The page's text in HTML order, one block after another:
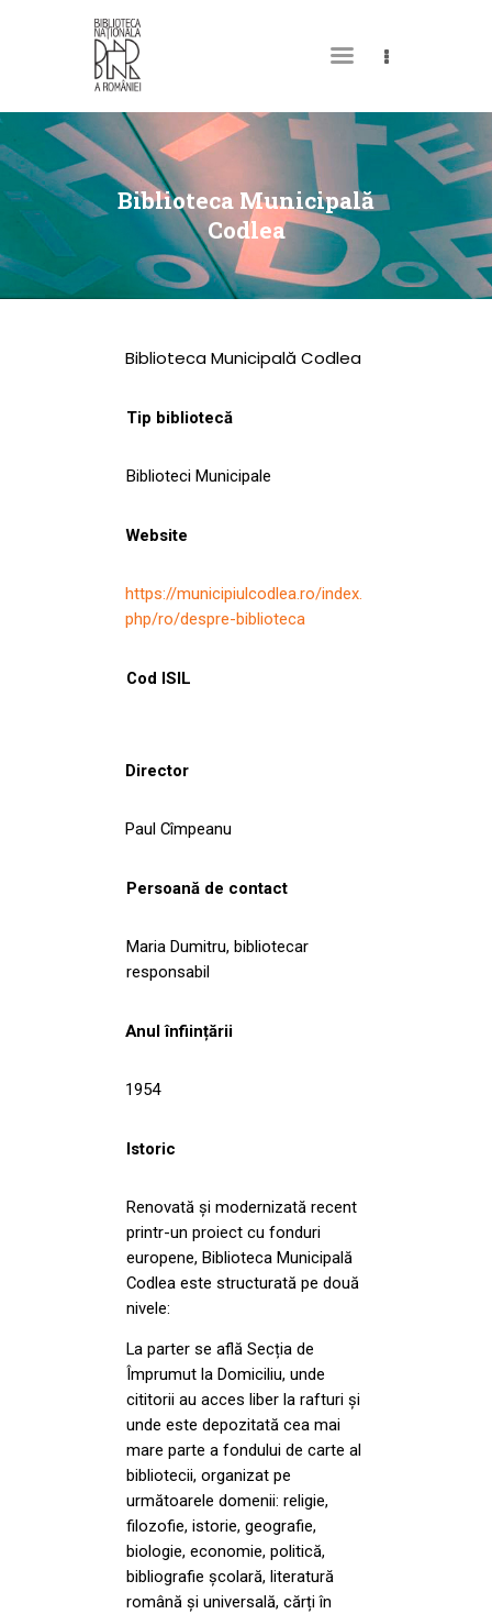
Biblioteca Municipală
Codlea
DESPRE NOI
PERMISUL MEU DE
BIBLIOTECĂ
CATALOAGE ȘI
COLECȚII
CULTURALE
NOUTĂȚI
Biblioteca Municipală Codlea
Tip bibliotecă
Biblioteci Municipale
Website
https://municipiulcodlea.ro/index.
php/ro/despre-biblioteca
Cod ISIL
Director
Paul Cîmpeanu
Persoană de contact
Maria Dumitru, bibliotecar
responsabil
Anul înființării
1954
Istoric
Renovată și modernizată recent
printr-un proiect cu fonduri
europene, Biblioteca Municipală
Codlea este structurată pe două
nivele:
La parter se află Secția de
Împrumut la Domiciliu, unde
cititorii au acces liber la rafturi și
unde este depozitată cea mai
mare parte a fondului de carte al
bibliotecii, organizat pe
următoarele domenii: religie,
filozofie, istorie, geografie,
biologie, economie, politică,
bibliografie școlară, literatură
română și universală, cărți în